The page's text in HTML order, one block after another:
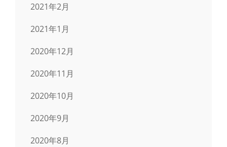
2021年2月
2021年1月
2020年12月
2020年11月
2020年10月
2020年9月
2020年8月